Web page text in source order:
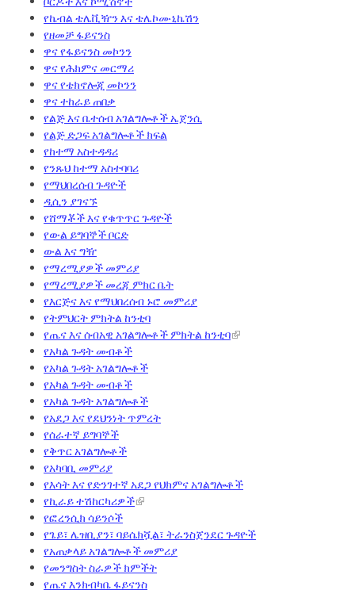
የኬብል ቴሌቪዥን እና ቴሌኮሙኒኬሽን
የዘመቻ ፋይናንስ
ዋና የፋይናንስ መኮንን
ዋና የሕክምና መርማሪ
ዋና የቴክኖሎጂ መኮንን
ዋና ተከራይ ጠበቃ
የልጅ እና ቤተሰብ አገልግሎቶች ኤጀንሲ
የልጅ ድጋፍ አገልግሎቶች ክፍል
የከተማ አስተዳዳሪ
የንጹህ ከተማ አስተባባሪ
የማህበረሰብ ጉዳዮች
ዲሲን ያገናኙ
የሸማቾች እና የቁጥጥር ጉዳዮች
የውል ይግባኞች ቦርድ
ውል እና ግዥ
የማረሚያዎች መምሪያ
የማረሚያዎች መረጃ ምክር ቤት
የእርጅና እና የማህበረሰብ ኑሮ መምሪያ
የትምህርት ምክትል ከንቲባ
የጤና እና ሰብአዊ አገልግሎቶች ምክትል ከንቲባ
የአካል ጉዳት መብቶች
የአካል ጉዳት አገልግሎቶች
የአካል ጉዳት መብቶች
የአካል ጉዳት አገልግሎቶች
የአደጋ እና የደህንነት ጥምረት
የሰራተኛ ይግባኞች
የቅጥር አገልግሎቶች
የአካባቢ መምሪያ
የእሳት እና የድንገተኛ አደጋ የህክምና አገልግሎቶች
የኪራይ ተሽከርካሪዎች
የፎረንሲክ ሳይንሶች
የጌይ፣ ሌዝቢያን፣ ባይሴክሿል፣ ትራንስጀንደር ጉዳዮች
የአጠቃላይ አገልግሎቶች መምሪያ
የመንግስት ስራዎች ክምችት
የጤና እንክብካቤ ፋይናንስ